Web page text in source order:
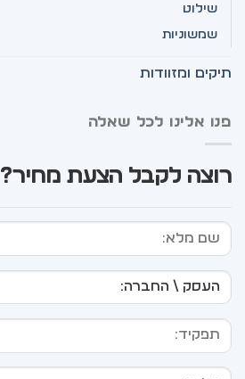
שילוט
שמשוניות
תיקים ומזוודות
פנו אלינו לכל שאלה
רוצה לקבל הצעת מחיר?